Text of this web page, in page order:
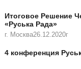
Итоговое Решение
«Руська Рада»
г. Москва26.12.2020г
4 конференция